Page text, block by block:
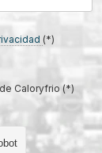
FP Dual a
|
(*)
Caloryfrio (*)